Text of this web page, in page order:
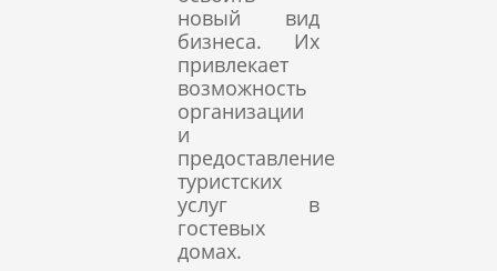
новый вид
бизнеса. Их
привлекает
возможность
организации
и
предоставление
туристских
услуг в
гостевых
домах.